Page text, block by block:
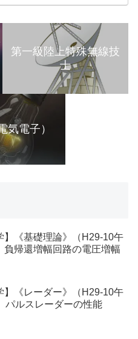
第一級陸上特殊無線技
士
気電子）
】《基礎理論》（H29-10午
負帰還増幅回路の電圧増幅
】《レーダー》（H29-10午
パルスレーダーの性能